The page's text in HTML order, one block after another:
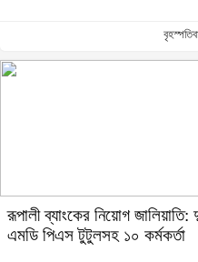
রূপালী ব্যাংকের নিয়োগ
এমডি পিএস টুটুলসহ ১০ কর্মকর্তা